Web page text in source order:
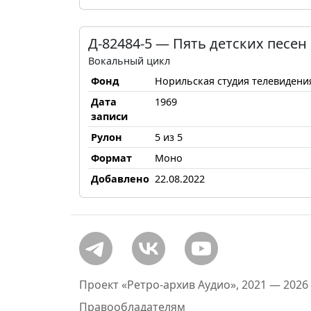
Д-82484-5 — Пять детских песен
Вокальный цикл
Фонд
Норильская студия
Дата
записи
1969
Рулон
5 из 5
Формат
Моно
Добавлено 22.08.2022
Проект «Ретро-архив Аудио», 2021 — 2026
Правообладателям